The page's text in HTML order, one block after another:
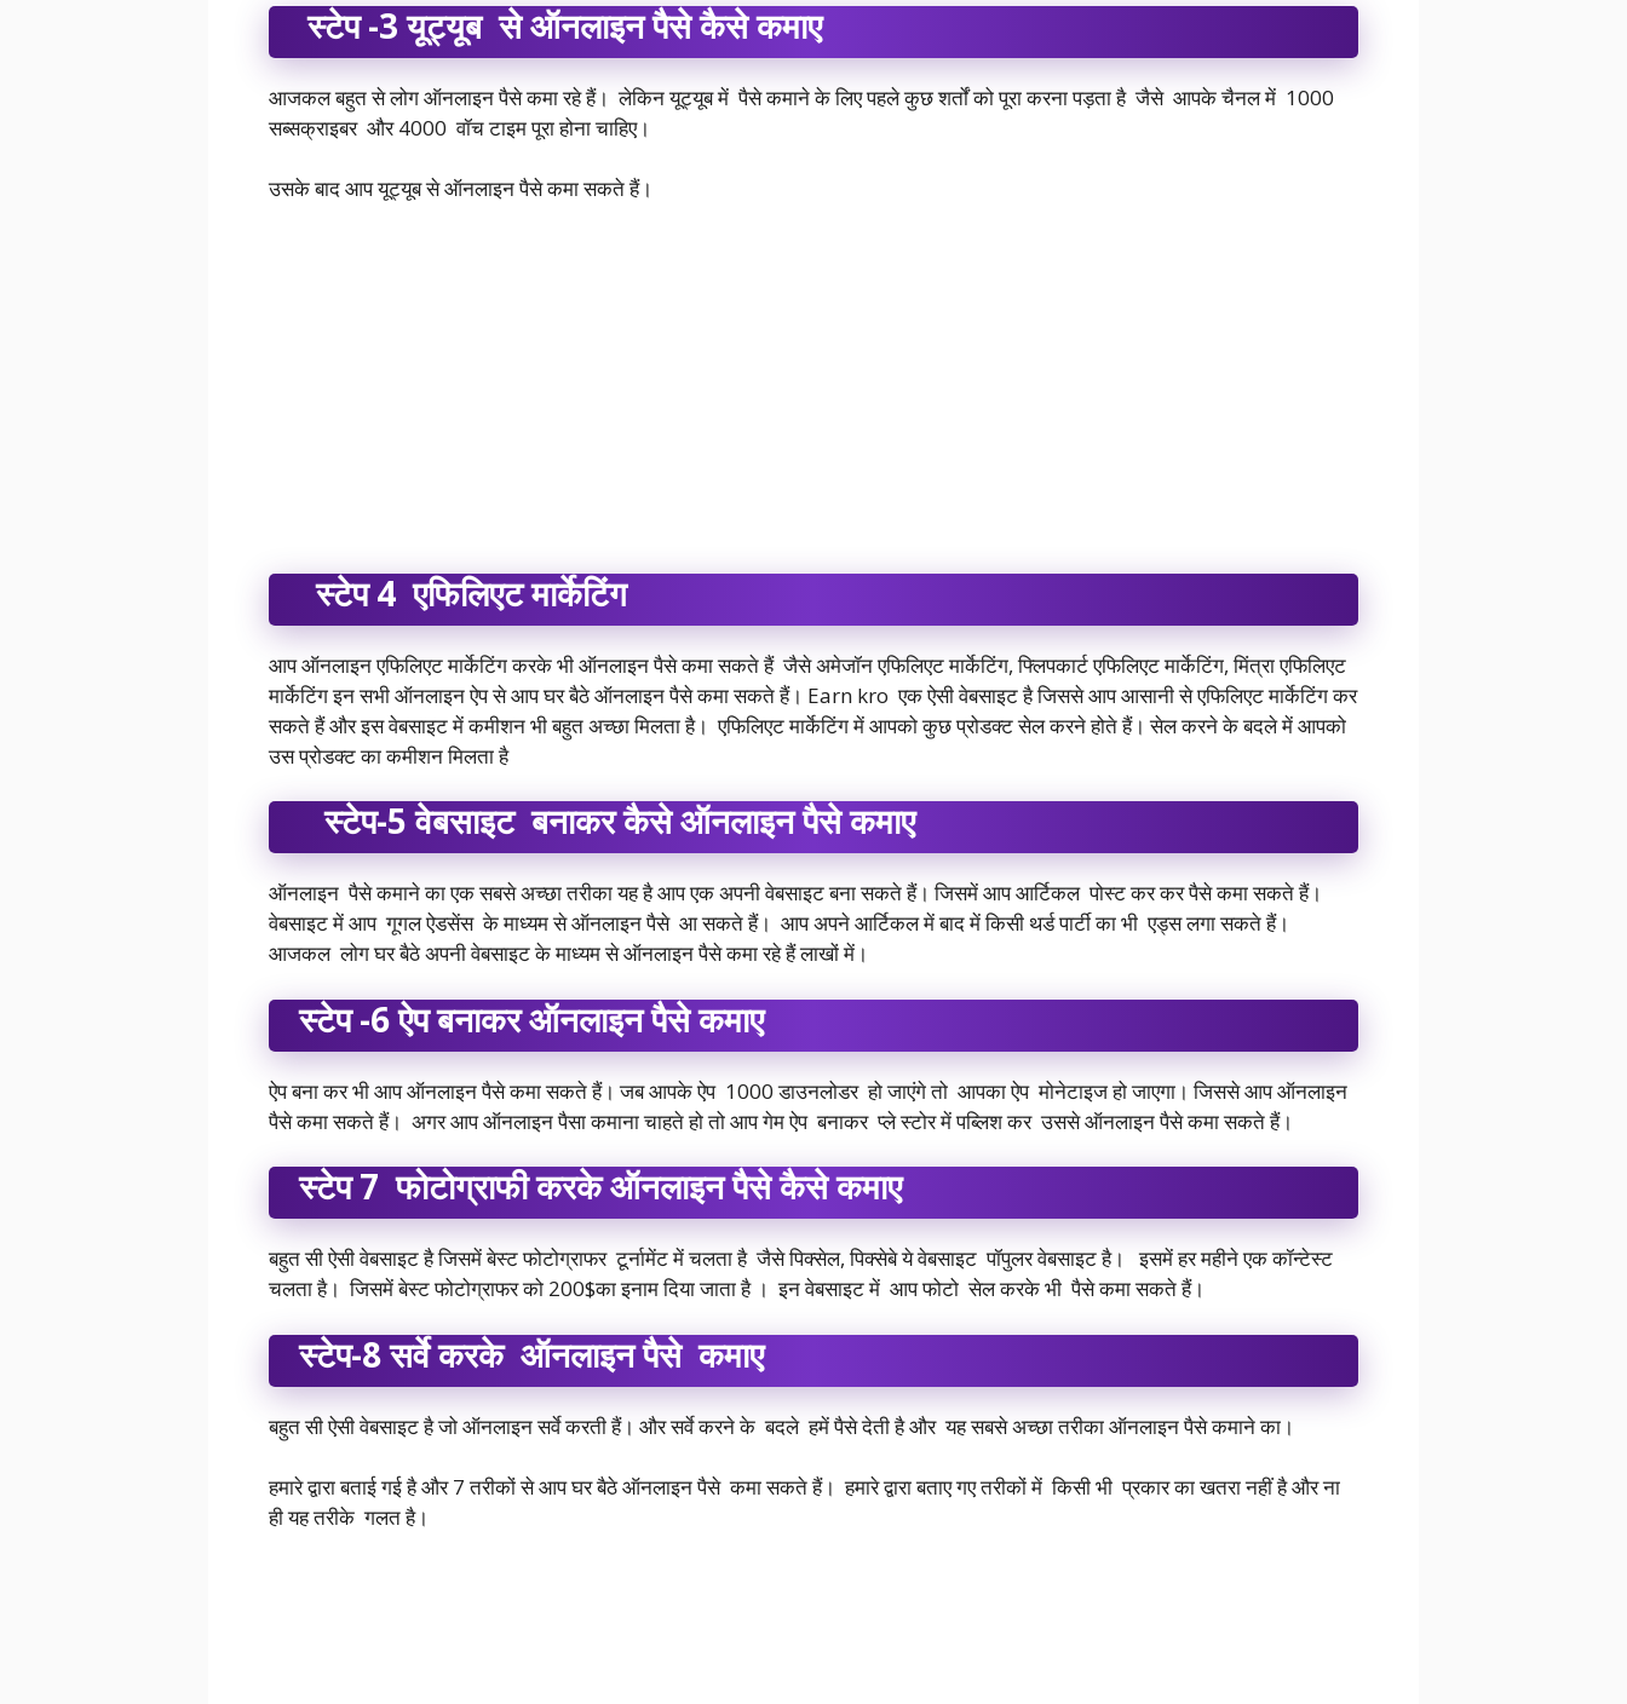
स्टेप -3 यूट्यूब से ऑनलाइन पैसे कैसे कमाए
आजकल बहुत से लोग ऑनलाइन पैसे कमा रहे हैं। लेकिन यूट्यूब में पैसे कमाने के लिए पहले कुछ शर्तों को पूरा करना पड़ता है जैसे आपके चैनल में 1000
सब्सक्राइबर और 4000 वॉच टाइम पूरा होना चाहिए।
उसके बाद आप यूट्यूब से ऑनलाइन पैसे कमा सकते हैं।
स्टेप 4 एफिलिएट मार्केटिंग
आप ऑनलाइन एफिलिएट मार्केटिंग करके भी ऑनलाइन पैसे कमा सकते हैं जैसे अमेजॉन एफिलिएट मार्केटिंग, फ्लिपकार्ट एफिलिएट मार्केटिंग, मिंत्रा एफिलिएट
मार्केटिंग इन सभी ऑनलाइन ऐप से आप घर बैठे ऑनलाइन पैसे कमा सकते हैं। Earn kro एक ऐसी वेबसाइट है जिससे आप आसानी से एफिलिएट मार्केटिंग कर
सकते हैं और इस वेबसाइट में कमीशन भी बहुत अच्छा मिलता है। एफिलिएट मार्केटिंग में आपको कुछ प्रोडक्ट सेल करने होते हैं। सेल करने के बदले में आपको
उस प्रोडक्ट का कमीशन मिलता है
स्टेप-5 वेबसाइट बनाकर कैसे ऑनलाइन पैसे कमाए
ऑनलाइन पैसे कमाने का एक सबसे अच्छा तरीका यह है आप एक अपनी वेबसाइट बना सकते हैं। जिसमें आप आर्टिकल पोस्ट कर कर पैसे कमा सकते हैं।
वेबसाइट में आप गूगल ऐडसेंस के माध्यम से ऑनलाइन पैसे आ सकते हैं। आप अपने आर्टिकल में बाद में किसी थर्ड पार्टी का भी एड्स लगा सकते हैं।
आजकल लोग घर बैठे अपनी वेबसाइट के माध्यम से ऑनलाइन पैसे कमा रहे हैं लाखों में।
स्टेप -6 ऐप बनाकर ऑनलाइन पैसे कमाए
ऐप बना कर भी आप ऑनलाइन पैसे कमा सकते हैं। जब आपके ऐप 1000 डाउनलोडर हो जाएंगे तो आपका ऐप मोनेटाइज हो जाएगा। जिससे आप ऑनलाइन
पैसे कमा सकते हैं। अगर आप ऑनलाइन पैसा कमाना चाहते हो तो आप गेम ऐप बनाकर प्ले स्टोर में पब्लिश कर उससे ऑनलाइन पैसे कमा सकते हैं।
स्टेप 7 फोटोग्राफी करके ऑनलाइन पैसे कैसे कमाए
बहुत सी ऐसी वेबसाइट है जिसमें बेस्ट फोटोग्राफर टूर्नामेंट में चलता है जैसे पिक्सेल, पिक्सेबे ये वेबसाइट पॉपुलर वेबसाइट है। इसमें हर महीने एक कॉन्टेस्ट
चलता है। जिसमें बेस्ट फोटोग्राफर को 200$का इनाम दिया जाता है । इन वेबसाइट में आप फोटो सेल करके भी पैसे कमा सकते हैं।
स्टेप-8 सर्वे करके ऑनलाइन पैसे कमाए
बहुत सी ऐसी वेबसाइट है जो ऑनलाइन सर्वे करती हैं। और सर्वे करने के बदले हमें पैसे देती है और यह सबसे अच्छा तरीका ऑनलाइन पैसे कमाने का।
हमारे द्वारा बताई गई है और 7 तरीकों से आप घर बैठे ऑनलाइन पैसे कमा सकते हैं। हमारे द्वारा बताए गए तरीकों में किसी भी प्रकार का खतरा नहीं है और ना
ही यह तरीके गलत है।